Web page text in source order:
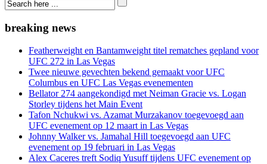
breaking news
Featherweight en Bantamweight titel rematches gepland voor
UFC 272 in Las Vegas
Twee nieuwe gevechten bekend gemaakt voor UFC
Columbus en UFC Las Vegas evenementen
Bellator 274 aangekondigd met Neiman Gracie vs. Logan
Storley tijdens het Main Event
Tafon Nchukwi vs. Azamat Murzakanov toegevoegd aan
UFC evenement op 12 maart in Las Vegas
Johnny Walker vs. Jamahal Hill toegevoegd aan UFC
evenement op 19 februari in Las Vegas
Alex Caceres treft Sodiq Yusuff tijdens UFC evenement op